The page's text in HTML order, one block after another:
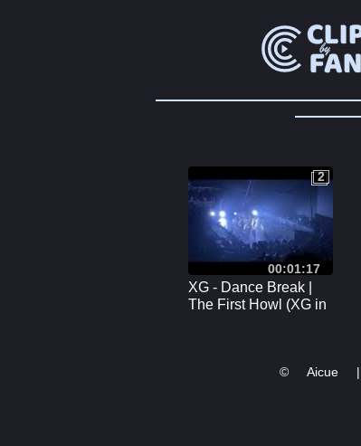
00:01:17
2
2
XG - Dance Break |
The First Howl (XG in
© Aicue |